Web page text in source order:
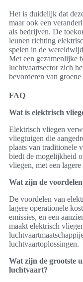
Het is duidelijk dat
maar ook een
als bedrijven. De
leunen richting
spelen in de
Met een gezamenlijke
luchtvaartsector zich
bevorderen van
FAQ
Wat is elektrisch
Elektrisch vliegen
vliegtuigen die
plaats van traditionele
biedt de mogelijkheid
vliegen, met een
Wat zijn de
De voordelen van
lagere operationele
emissies, en een
maakt elektrisch
luchtvaartoplossingen.
Wat zijn de grootste
luchtvaart?